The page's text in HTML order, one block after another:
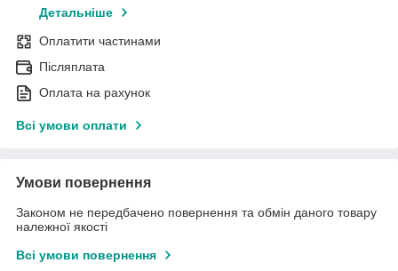
Детальніше
Оплатити частинами
Післяплата
Оплата на рахунок
Всі умови оплати
Умови повернення
Законом не передбачено повернення та обмін даного товару
належної якості
Всі умови повернення